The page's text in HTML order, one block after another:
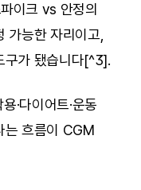
이크 vs 안정의
가능한 자리이고,
구가 됐습니다[^3].
·다이어트·운동
는 흐름이 CGM